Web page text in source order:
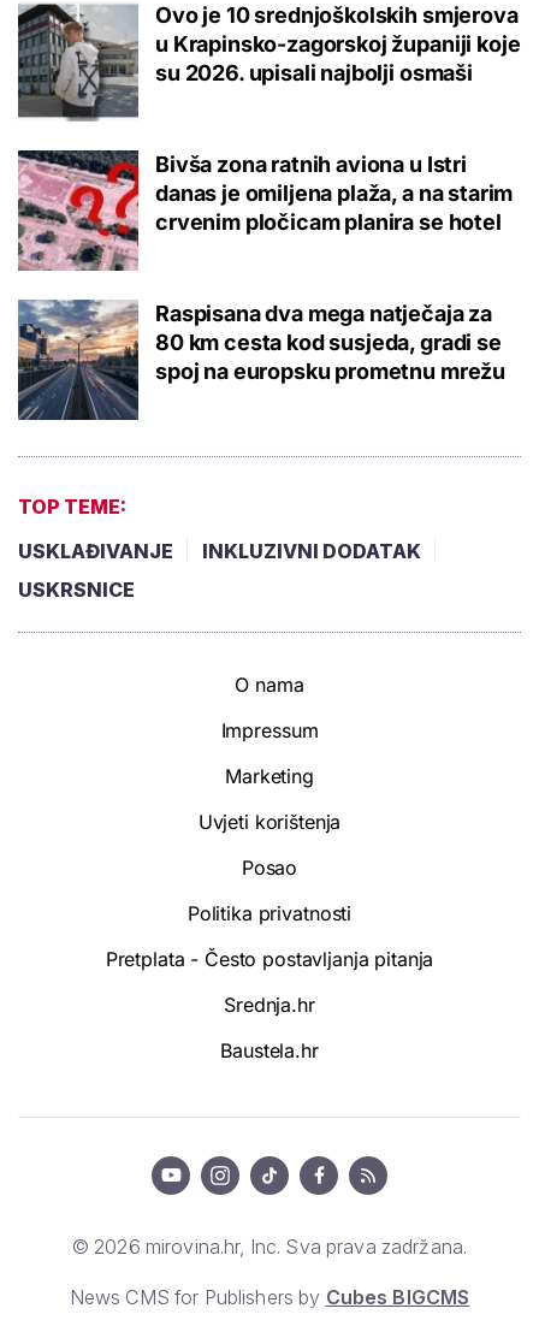
Ovo je 10 srednjoškolskih smjerova
u Krapinsko-zagorskoj županiji koje
su 2026. upisali najbolji osmaši
Bivša zona ratnih aviona u Istri
danas je omiljena plaža, a na starim
crvenim pločicam planira se hotel
Raspisana dva mega natječaja za
80 km cesta kod susjeda, gradi se
spoj na europsku prometnu mrežu
TOP TEME:
USKLAĐIVANJE
INKLUZIVNI DODATAK
USKRSNICE
O nama
Impressum
Marketing
Uvjeti korištenja
Posao
Politika privatnosti
Pretplata - Često postavljanja pitanja
Srednja.hr
Baustela.hr
© 2026 mirovina.hr, Inc. Sva prava zadržana.
News CMS for Publishers by Cubes BIGCMS